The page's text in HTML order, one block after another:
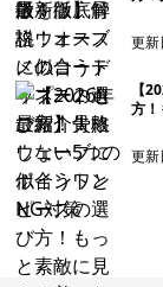
更
【
方
更